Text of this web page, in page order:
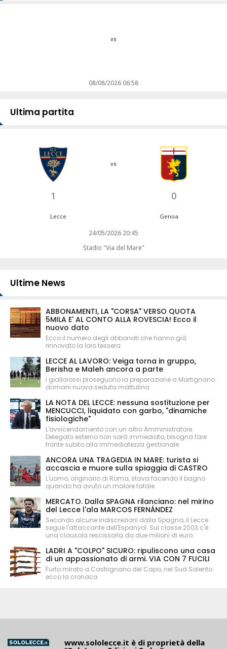
vs
08/08/2026 06:58
Ultima partita
1
vs
0
Lecce Genoa
24/05/2026 20:45
Stadio "Via del Mare"
Ultime News
ABBONAMENTI, LA "CORSA" VERSO QUOTA
5MILA E' AL CONTO ALLA ROVESCIA! Ecco il
nuovo dato
Ecco il numero degli abbonati che hanno già
rinnovato la loro tessera
LECCE AL LAVORO: Veiga torna in gruppo,
Berisha e Maleh ancora a parte
I giallorossi proseguono la preparazione a Martignano:
domani nuova seduta mattutina
LA NOTA DEL LECCE: nessuna sostituzione per
MENCUCCI, liquidato con garbo, "dinamiche
fisiologiche"
L'avvicendamento con un altro Amministratore
Delegato esterno non sarà immediato, bisogna fare
fronte subito alla immediatezza gestionale
ANCORA UNA TRAGEDIA IN MARE: turista si
accascia e muore sulla spiaggia di CASTRO
L'uomo, originario di Roma, stava facendo il bagno
quando ha avuto un malore fatale
MERCATO. Dalla SPAGNA rilanciano: nel mirino
del Lecce l'ala MARCOS FERNÁNDEZ
Secondo alcune indiscrezioni dalla Spagna, il Lecce
segue l'attaccante dell'Espanyol. Sul classe 2003 c'è
una clausola rescissoria da due milioni di euro.
LADRI A "COLPO" SICURO: ripuliscono una casa
di un appassionato di armi. VIA CON 7 FUCILI
Furto mirato a Castrignano del Capo, nel Sud Salento:
ecco la cronaca
www.sololecce.it è di proprietà della